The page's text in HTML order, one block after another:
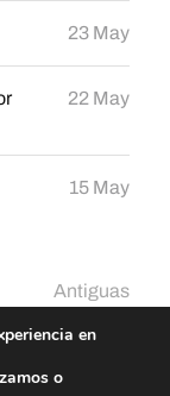
23 May
22 May
15 May
Antiguas
en
o